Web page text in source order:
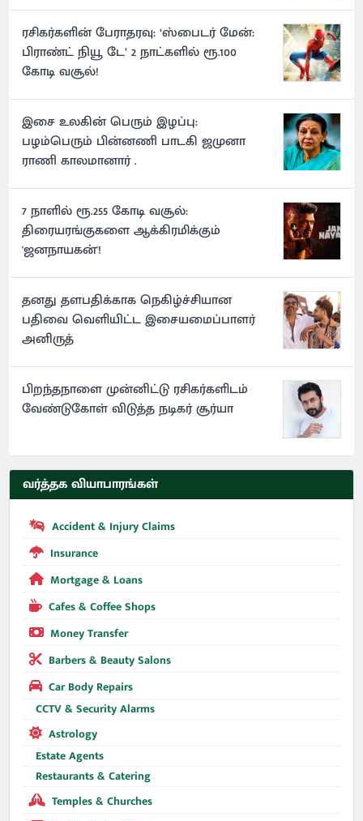
ரசிகர்களின் பேராதரவு: ‘ஸ்பைடர் மேன்:
பிராண்ட் நியூ டே’ 2 நாட்களில் ரூ.100
கோடி வசூல்!
இசை உலகின் பெரும் இழப்பு:
பழம்பெரும் பின்னணி பாடகி ஜமுனா
ராணி காலமானார் .
7 நாளில் ரூ.255 கோடி வசூல்:
திரையரங்குகளை ஆக்கிரமிக்கும்
'ஜனநாயகன்'!
தனது தளபதிக்காக நெகிழ்ச்சியான
பதிவை வெளியிட்ட இசையமைப்பாளர்
அனிருத்
பிறந்தநாளை முன்னிட்டு ரசிகர்களிடம்
வேண்டுகோள் விடுத்த நடிகர் சூர்யா
வர்த்தக வியாபாரங்கள்
Accident & Injury Claims
Insurance
Mortgage & Loans
Cafes & Coffee Shops
Money Transfer
Barbers & Beauty Salons
Car Body Repairs
CCTV & Security Alarms
Astrology
Estate Agents
Restaurants & Catering
Temples & Churches